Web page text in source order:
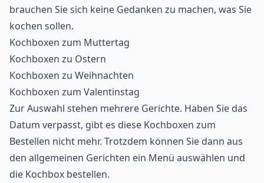
brauchen Sie sich keine Gedanken zu machen, was Sie
kochen sollen.
Kochboxen zum Muttertag
Kochboxen zu Ostern
Kochboxen zu Weihnachten
Kochboxen zum Valentinstag
Zur Auswahl stehen mehrere Gerichte. Haben Sie das
Datum verpasst, gibt es diese Kochboxen zum
Bestellen nicht mehr. Trotzdem können Sie dann aus
den allgemeinen Gerichten ein Menü auswählen und
die Kochbox bestellen.